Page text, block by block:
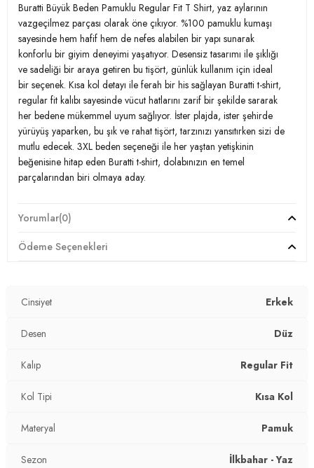
Desen:Desensiz
Mevsim:İlkbahar/Yaz
Materyal:% 100 Pamuk
Kol Tipi: Kısa Kol
Kumaş Tipi:
Belirtilmemiş
Boy:Standart
Kalıp Bilgisi:Regular Fit
: 115 cm / Beden : 3XL
Yaş Grubu:Yetişkin
Buratti Büyük Beden Pamuklu Regular Fit T Shirt, yaz aylarının
vazgeçilmez parçası olarak öne çıkıyor. %100 pamuklu kumaşı
sayesinde hem hafif hem de nefes alabilen bir yapı sunarak
konforlu bir giyim deneyimi yaşatıyor. Desensiz tasarımı ile şıklığı
ve sadeliği bir araya getiren bu tişört, günlük kullanım için ideal
bir seçenek. Kısa kol detayı ile ferah bir his sağlayan Buratti t-shirt,
regular fit kalıbı sayesinde vücut hatlarını zarif bir şekilde sararak
her bedene mükemmel uyum sağlıyor. İster plajda, ister şehirde
yürüyüş yaparken, bu şık ve rahat tişört, tarzınızı yansıtırken sizi de
mutlu edecek. 3XL beden seçeneği ile her yaştan yetişkinin
beğenisine hitap eden Buratti t-shirt, dolabınızın en temel
parçalarından biri olmaya aday.
Model:T Shirt
Desen: Desensiz
Yorumlar(0)
Ödeme Seçenekleri
Cinsiyet Erkek
Desen Düz
Kalıp Regular Fit
Kol Tipi Kısa Kol
Materyal Pamuk
Sezon İlkbahar - Yaz